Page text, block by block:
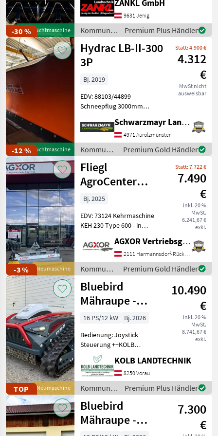
Streutechnik
281
Kommunalfahrzeuge
277
Alle 18
anzeigen
Hydrac
Iseki
Tifermec
Hauer
Tuchel
Amazone
Husqvarna
Bema
Rauch
Alle
anzeigen
MARKTPLATZ
Marktplatz Händlerangebote Kleinanzeigen
-30 %Gebrauchtmaschine
mit Weistedreieck - hydr.
Turmverstellung - für
Zapfwelle 1000 U/mi
ZANKL GmbH
9631 Jenig
Kommunalgeräte
/
Kahlbacher
Premium Plus Händler
-12 %Gebrauchtmaschine
Hydrac LB-II-300
3P
Statt: 4.900 €
4.312
€
MwSt nicht
ausweisbar
Bj. 2019
EDV: 88103/44899
Schneepflug 3000mm
Räumbreite, 555kg
Eigengewicht - mit
Dreipunktanbau - mit hydr.
Seitenverstellung +- 33° mit
2 Zylin
Schwarzmayr Landtechnik GmbH - Aurolzmünster
4971 Aurolzmünster
Kommunalgeräte
/ Hydrac
Premium Gold Händler
-3 % Neumaschine
Fliegl
AgroCenter
Kehrm. 600
Statt: 7.722 €
7.490
€
inkl. 20 %
MwSt.
6.241,67 €
exkl.
Bj. 2025
EDV: 73124 Kehrmaschine
KEH 230 Type 600 - in
230cm Kehrbreite - mit
mechanischer
Schwenkeinrichtung nach
links und nach rechts -
AGXOR Vertriebsgesellschaft Ost GmbH
2111 Harmannsdorf-Rückersdorf
Kommunalgeräte
/ Fliegl
Premium Gold Händler
TOP Neumaschine
Bluebird
Mähraupe -
Mulchraupe -
Böschungsmulcher
FM 25-75
10.490
€
inkl. 20 %
MwSt.
8.741,67 €
exkl.
16 PS/12 kW
Bj. 2026
Bedienung: Joystick
Steuerung ++KOLB
LANDTECHNIK++
✅BLUEBIRD FM25-75
✅mehr Leistung - mehr
Geschwindigkeit - mehr
Breite ✅BLUEBIRD
Mulchraupe FM 25-75 ✅Ös
KOLB LANDTECHNIK
8250 Vorau
Kommunalgeräte
/ Bluebird
Premium Plus Händler
Bluebird
Mähraupe -
7.300
€